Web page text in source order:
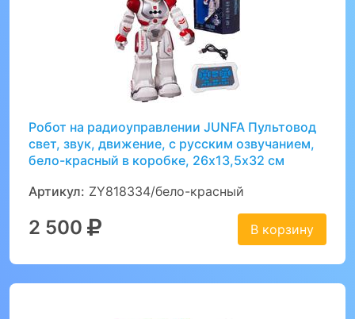
Робот на радиоуправлении JUNFA Пультовод
свет, звук, движение, с русским озвучанием,
бело-красный в коробке, 26х13,5х32 см
Артикул: ZY818334/бело-красный
2 500 В корзину